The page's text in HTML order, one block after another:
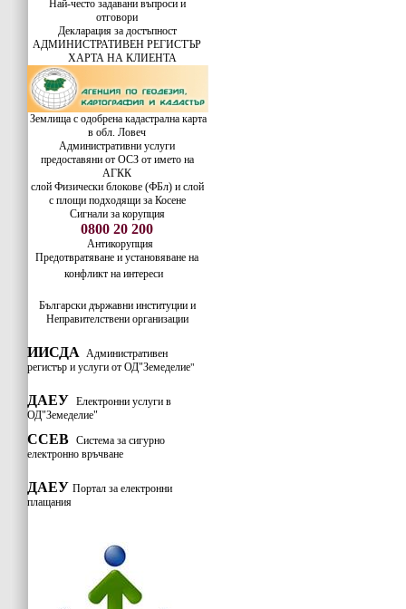
Най-често задавани въпроси и
отговори
Декларация за достъпност
АДМИНИСТРАТИВЕН РЕГИСТЪР
ХАРТА НА КЛИЕНТА
Землища с одобрена кадастрална карта
в обл. Ловеч
Административни услуги
предоставяни от ОСЗ от името на
АГКК
слой Физически блокове (ФБл) и слой
с площи подходящи за Косене
Сигнали за корупция
0800 20 200
Антикорупция
Предотвратяване и установяване на
конфликт на интереси
Български държавни институции и
Неправителствени организации
ИИСДА Административен
регистър и услуги от ОД"Земеделие"
ДАЕУ Електронни услуги в
ОД"Земеделие"
ССЕВ Система за сигурно
електронно връчване
ДАЕУ Портал за електронни
плащания